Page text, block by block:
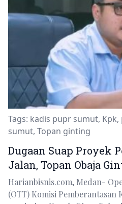
Tags: kadis pupr sumut, Kpk,
sumut, Topan ginting
Dugaan Suap Proyek
Jalan, Topan Obaja
Harianbisnis.com, Medan-
(OTT) Komisi Pemberantasan